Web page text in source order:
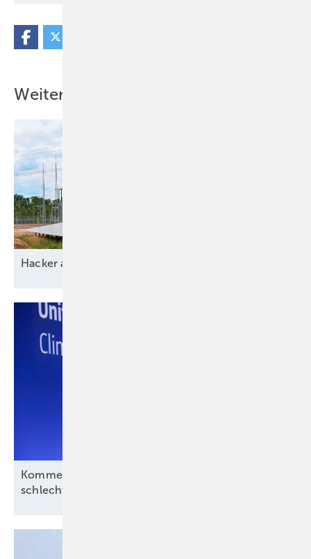
Weitere Inhalte
Ha ckeraussp erren
Kommentar: Aus für Revolution Wind nach
schlechtem Deal, aber kein